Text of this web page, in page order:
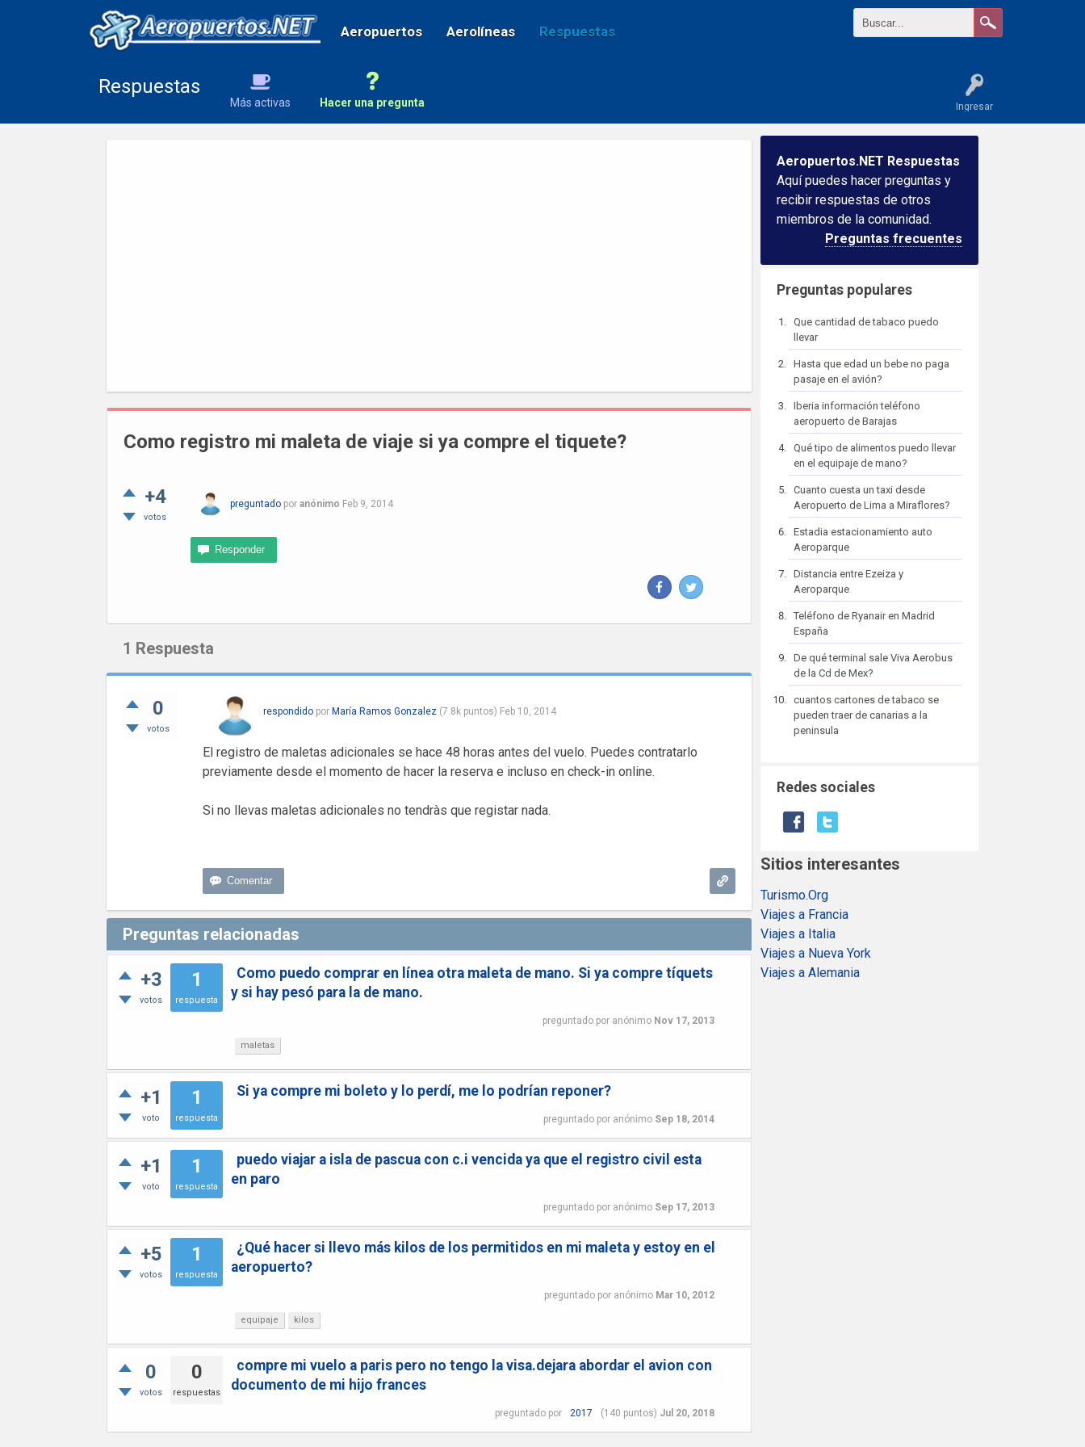
Aeropuertos Aerolíneas Respuestas
Ingresar
Respuestas
Más activas Hacer una pregunta
Como registro mi maleta de viaje si ya compre el tiquete?
+4
votos
preguntado por anónimo Feb 9, 2014
1 Respuesta
0
votos
respondido por María Ramos Gonzalez (7.8kpuntos) Feb 10, 2014
El registro de maletas adicionales se hace 48 horas antes del vuelo. Puedes contratarlo
previamente desde el momento de hacer la reserva e incluso en check-in online.
Si no llevas maletas adicionales no tendràs que registar nada.
Preguntas relacionadas
+3
votos
1
respuesta
Como puedo comprar en línea otra maleta de mano. Si ya compre tíquets
y si hay pesó para la de mano.
preguntado por anónimo Nov 17, 2013
maletas
+1
voto
1
respuesta
Si ya compre mi boleto y lo perdí, me lo podrían reponer?
preguntado por anónimo Sep 18, 2014
+1
voto
1
respuesta
puedo viajar a isla de pascua con c.i vencida ya que el registro civil esta
en paro
preguntado por anónimo Sep 17, 2013
+5
votos
1
respuesta
¿Qué hacer si llevo más kilos de los permitidos en mi maleta y estoy en el
aeropuerto?
preguntado por anónimo Mar 10, 2012
equipaje kilos
0
votos
0
respuestas
compre mi vuelo a paris pero no tengo la visa.dejara abordar el avion con
documento de mi hijo frances
preguntado por 2017 (140 puntos) Jul 20, 2018
Aeropuertos.NET Respuestas
Aquí puedes hacer preguntas y
recibir respuestas de otros
miembros de la comunidad.
Preguntas frecuentes
Preguntas populares
Que cantidad de tabaco puedo
llevar
Hasta que edad un bebe no paga
pasaje en el avión?
Iberia información teléfono
aeropuerto de Barajas
Qué tipo de alimentos puedo llevar
en el equipaje de mano?
Cuanto cuesta un taxi desde
Aeropuerto de Lima a Miraflores?
Estadia estacionamiento auto
Aeroparque
Distancia entre Ezeiza y
Aeroparque
Teléfono de Ryanair en Madrid
España
De qué terminal sale Viva Aerobus
de la Cd de Mex?
cuantos cartones de tabaco se
pueden traer de canarias a la
peninsula
Redes sociales
Sitios interesantes
Turismo.Org
Viajes a Francia
Viajes a Italia
Viajes a Nueva York
Viajes a Alemania